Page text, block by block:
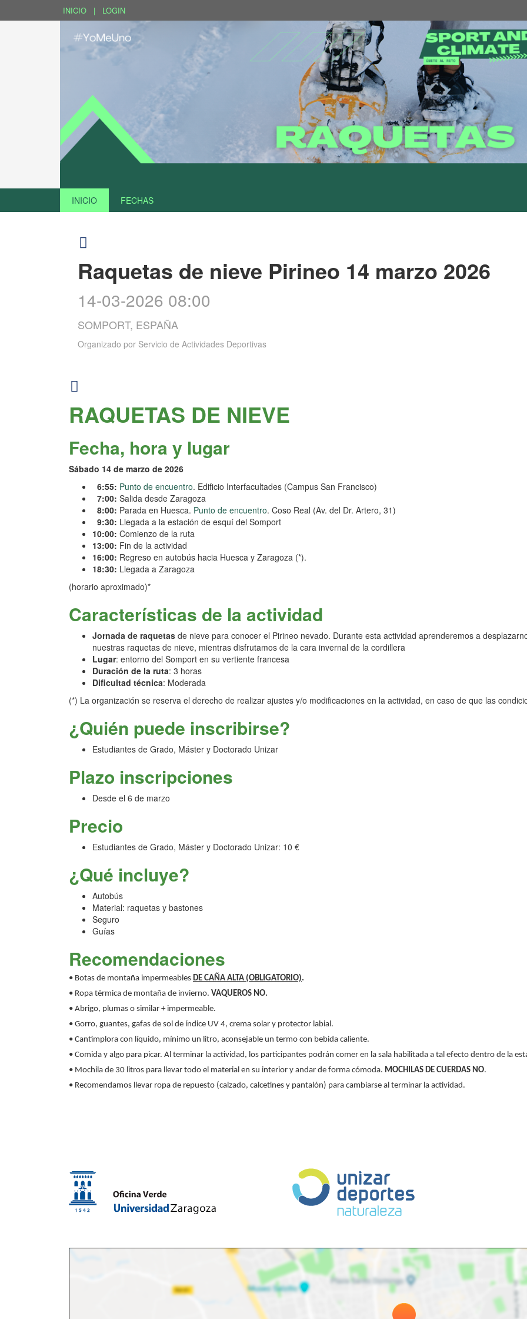
INICIO | LOGIN
INICIO FECHAS
Raquetas de nieve Pirineo 14 marzo 2026
14-03-2026 08:00
SOMPORT, ESPAÑA
Organizado por Servicio de Actividades Deportivas
RAQUETAS DE NIEVE
Fecha, hora y lugar
Sábado 14 de marzo de 2026
6:55: Punto de encuentro. Edificio Interfacultades (Campus San Francisco)
7:00: Salida desde Zaragoza
8:00: Parada en Huesca. Punto de encuentro. Coso Real (Av. del Dr. Artero, 31)
9:30: Llegada a la estación de esquí del Somport
10:00: Comienzo de la ruta
13:00: Fin de la actividad
16:00: Regreso en autobús hacia Huesca y Zaragoza (*).
18:30: Llegada a Zaragoza
(horario aproximado)*
Características de la actividad
Jornada de raquetas de nieve para conocer el Pirineo nevado. Durante esta actividad aprenderemos a
nuestras raquetas de nieve, mientras disfrutamos de la cara invernal de la cordillera
Lugar: entorno del Somport en su vertiente francesa
Duración de la ruta: 3 horas
Dificultad técnica: Moderada
(*) La organización se reserva el derecho de realizar ajustes y/o modificaciones en la actividad, en caso de que las
¿Quién puede inscribirse?
Estudiantes de Grado, Máster y Doctorado Unizar
Plazo inscripciones
Desde el 6 de marzo
Precio
Estudiantes de Grado, Máster y Doctorado Unizar: 10 €
¿Qué incluye?
Autobús
Material: raquetas y bastones
Seguro
Guías
Recomendaciones
• Botas de montaña impermeables DE CAÑA ALTA (OBLIGATORIO).
• Ropa térmica de montaña de invierno. VAQUEROS NO.
• Abrigo, plumas o similar + impermeable.
• Gorro, guantes, gafas de sol de índice UV 4, crema solar y protector labial.
• Cantimplora con líquido, mínimo un litro, aconsejable un termo con bebida caliente.
• Comida y algo para picar. Al terminar la actividad, los participantes podrán comer en la sala habilitada a tal efecto dentro de la
• Mochila de 30 litros para llevar todo el material en su interior y andar de forma cómoda. MOCHILAS DE CUERDAS NO.
• Recomendamos llevar ropa de repuesto (calzado, calcetines y pantalón) para cambiarse al terminar la actividad.